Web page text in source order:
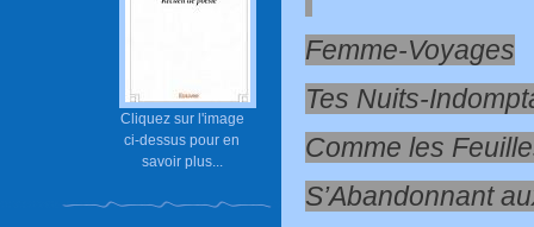
Cliquez sur l'image
ci-dessus pour en
savoir plus...
Femme-Voyages
Tes Nuits-
Comme les
S’Abandonnant